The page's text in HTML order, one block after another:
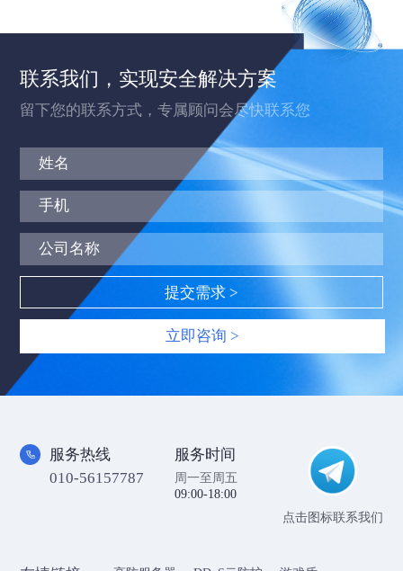
联系我们，实现安全解决方案
留下您的联系方式，专属顾问会尽快联系您
立即咨询 >
服务热线
010-56157787
服务时间
周一至周五
09:00-18:00
点击图标联系我们